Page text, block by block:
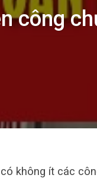
công
có không ít các